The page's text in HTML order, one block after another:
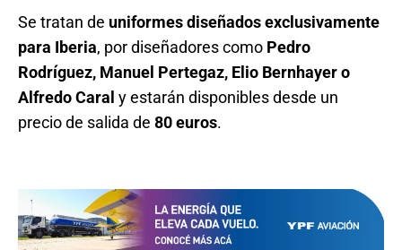
Se tratan de uniformes diseñados exclusivamente
para Iberia, por diseñadores como Pedro
Rodríguez, Manuel Pertegaz, Elio Bernhayer o
Alfredo Caral y estarán disponibles desde un
precio de salida de 80 euros.